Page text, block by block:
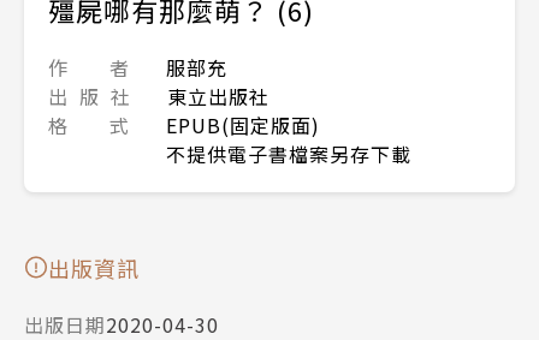
殭屍哪有那麼萌？ (6)
作 者
服部充
出 版 社
東立出版社
格 式
EPUB(固定版面)
不提供電子書檔案另存下載
出版資訊
出版日期2020-04-30